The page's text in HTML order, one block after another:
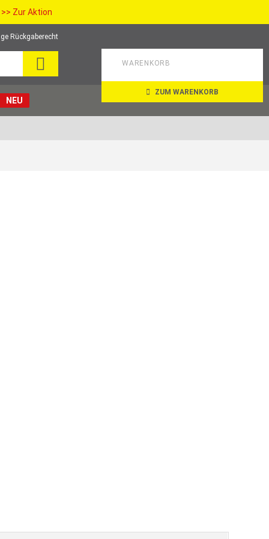
>> Zur Aktion
Rückgaberecht
WARENKORB
ZUM WARENKORB
NEU